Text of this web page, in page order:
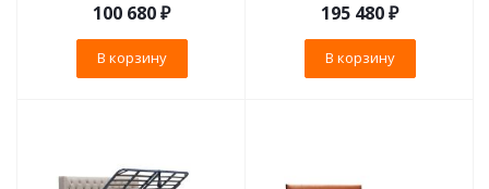
100 680₽
В корзину
195 480₽
В корзину